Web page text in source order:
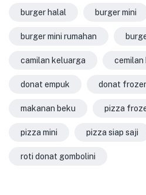
burger halal burger mini
burger mini rumahan
camilan keluarga cemilan
donat empuk donat
makanan beku pizza
pizza mini pizza siap saji
roti donat gombolini